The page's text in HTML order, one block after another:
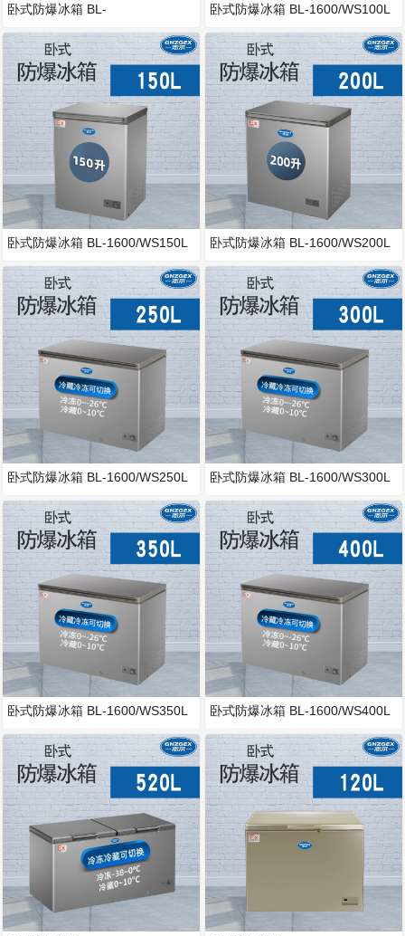
卧式防爆冰箱 BL-
卧式防爆冰箱 BL-1600/WS150L
卧式防爆冰箱 BL-1600/WS250L
卧式防爆冰箱 BL-1600/WS350L
卧式防爆冰箱 BL-1600/WS100L
卧式防爆冰箱 BL-1600/WS200L
卧式防爆冰箱 BL-1600/WS300L
卧式防爆冰箱 BL-1600/WS400L